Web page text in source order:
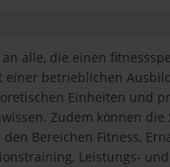
alle, die einen
betrieblichen
Einheiten und
Zudem können
Bereichen Fitness,
Leistungs-